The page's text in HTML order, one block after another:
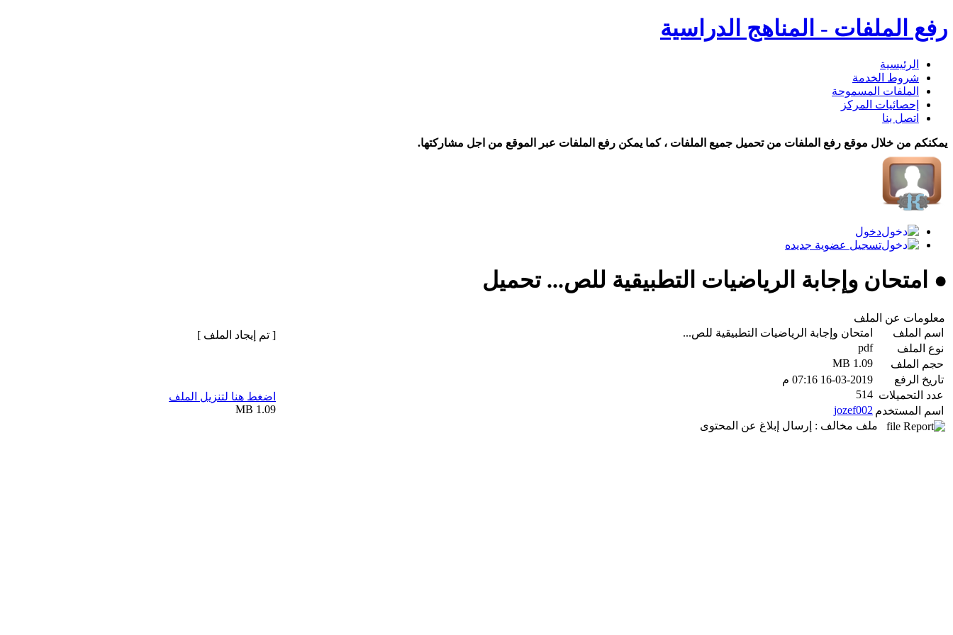
رفع الملفات - المناهج الدراسية
الرئيسية
شروط الخدمة
الملفات المسموحة
إحصائيات المركز
اتصل بنا
يمكنكم من خلال موقع رفع الملفات من تحميل جميع الملفات ، كما يمكن رفع الملفات عبر الموقع من اجل مشاركتها.
دخول
تسجيل عضوية جديده
● امتحان وإجابة الرياضيات التطبيقية للص... تحميل
معلومات عن الملف
اسم الملف
امتحان وإجابة الرياضيات التطبيقية للص...
نوع الملف
pdf
حجم الملف
1.09 MB
تاريخ الرفع
16-03-2019 07:16 م
عدد التحميلات 514
اسم المستخدم jozef002
ملف مخالف : إرسال إبلاغ عن المحتوى
[ تم إيجاد الملف ]
اضغط هنا لتنزيل الملف
1.09 MB